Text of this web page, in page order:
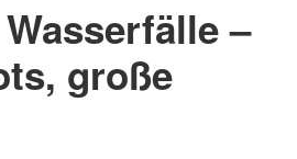
–
große